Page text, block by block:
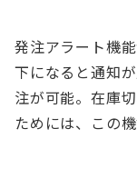
発注アラート機
下になると通知
注が可能。在庫
ためには、この